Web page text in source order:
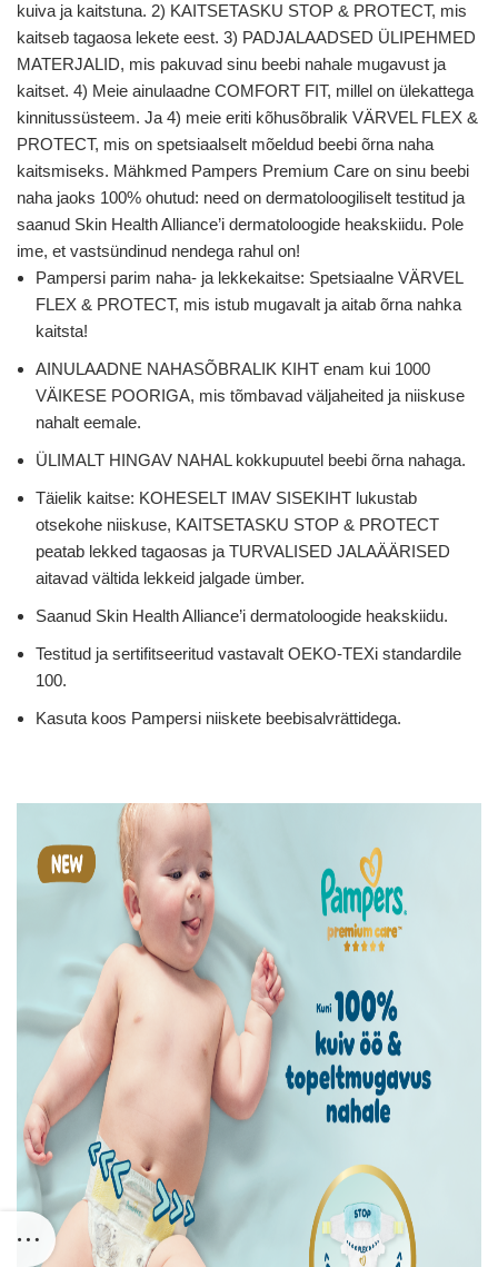
kuiva ja kaitstuna. 2) KAITSETASKU STOP & PROTECT, mis
kaitseb tagaosa lekete eest. 3) PADJALAADSED ÜLIPEHMED
MATERJALID, mis pakuvad sinu beebi nahale mugavust ja
kaitset. 4) Meie ainulaadne COMFORT FIT, millel on ülekattega
kinnitussüsteem. Ja 4) meie eriti kõhusõbralik VÄRVEL FLEX &
PROTECT, mis on spetsiaalselt mõeldud beebi õrna naha
kaitsmiseks. Mähkmed Pampers Premium Care on sinu beebi
naha jaoks 100% ohutud: need on dermatoloogiliselt testitud ja
saanud Skin Health Alliance’i dermatoloogide heakskiidu. Pole
ime, et vastsündinud nendega rahul on!
Pampersi parim naha- ja lekkekaitse: Spetsiaalne VÄRVEL
FLEX & PROTECT, mis istub mugavalt ja aitab õrna nahka
kaitsta!
AINULAADNE NAHASÕBRALIK KIHT enam kui 1000
VÄIKESE POORIGA, mis tõmbavad väljaheited ja niiskuse
nahalt eemale.
ÜLIMALT HINGAV NAHAL kokkupuutel beebi õrna nahaga.
Täielik kaitse: KOHESELT IMAV SISEKIHT lukustab
otsekohe niiskuse, KAITSETASKU STOP & PROTECT
peatab lekked tagaosas ja TURVALISED JALAÄÄRISED
aitavad vältida lekkeid jalgade ümber.
Saanud Skin Health Alliance’i dermatoloogide heakskiidu.
Testitud ja sertifitseeritud vastavalt OEKO-TEXi standardile
100.
Kasuta koos Pampersi niiskete beebisalvrättidega.